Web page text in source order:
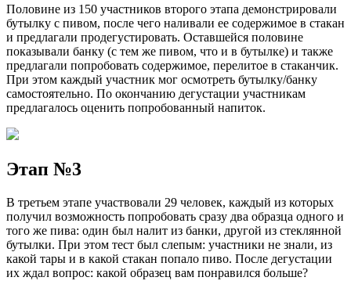
Половине из 150 участников второго этапа демонстрировали
бутылку с пивом, после чего наливали ее содержимое в стакан
и предлагали продегустировать. Оставшейся половине
показывали банку (с тем же пивом, что и в бутылке) и также
предлагали попробовать содержимое, перелитое в стаканчик.
При этом каждый участник мог осмотреть бутылку/банку
самостоятельно. По окончанию дегустации участникам
предлагалось оценить попробованный напиток.
Этап №3
В третьем этапе участвовали 29 человек, каждый из которых
получил возможность попробовать сразу два образца одного и
того же пива: один был налит из банки, другой из стеклянной
бутылки. При этом тест был слепым: участники не знали, из
какой тары и в какой стакан попало пиво. После дегустации
их ждал вопрос: какой образец вам понравился больше?